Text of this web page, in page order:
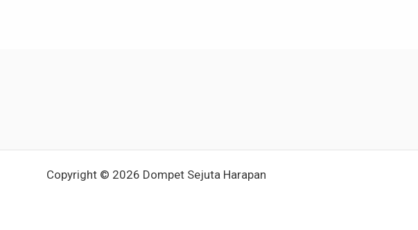
Copyright © 2026 Dompet Sejuta Harapan